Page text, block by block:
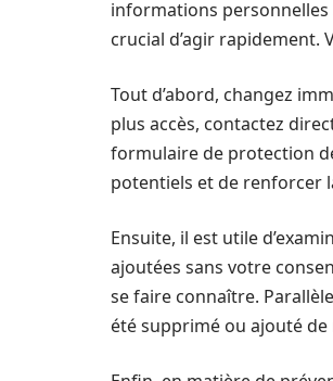
informations personnelles
crucial d’agir rapidement.
Tout d’abord, changez
plus accès, contactez
formulaire de protection
potentiels et de renforcer
Ensuite, il est utile
ajoutées sans votre
se faire connaître.
été supprimé ou ajouté